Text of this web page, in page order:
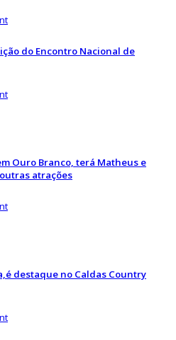
do Encontro Nacional de
Ouro Branco, terá Matheus e
atrações
destaque no Caldas Country